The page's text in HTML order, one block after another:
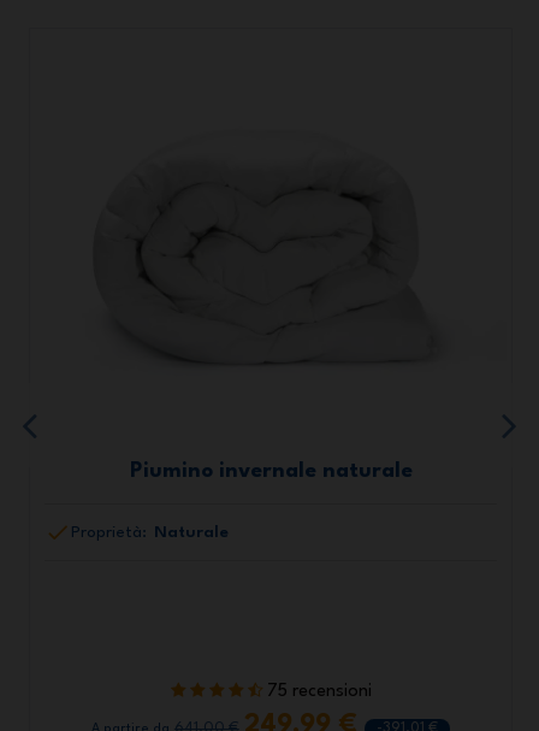
Piumino invernale naturale
Proprietà: Naturale
75 recensioni